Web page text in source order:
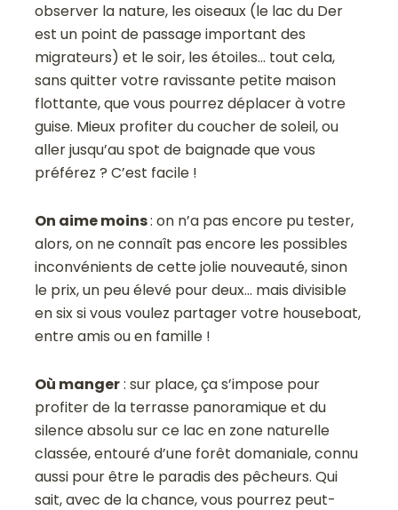
observer la nature, les oiseaux (le lac du Der
est un point de passage important des
migrateurs) et le soir, les étoiles… tout cela,
sans quitter votre ravissante petite maison
flottante, que vous pourrez déplacer à votre
guise. Mieux profiter du coucher de soleil, ou
aller jusqu’au spot de baignade que vous
préférez ? C’est facile !
On aime moins: on n’a pas encore pu tester,
alors, on ne connaît pas encore les possibles
inconvénients de cette jolie nouveauté, sinon
le prix, un peu élevé pour deux… mais divisible
en six si vous voulez partager votre houseboat,
entre amis ou en famille !
Où manger: sur place, ça s’impose pour
profiter de la terrasse panoramique et du
silence absolu sur ce lac en zone naturelle
classée, entouré d’une forêt domaniale, connu
aussi pour être le paradis des pêcheurs. Qui
sait, avec de la chance, vous pourrez peut-